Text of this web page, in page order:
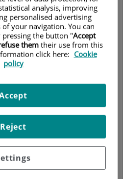
manifiestan cuando ya están en
los especialistas de
que la mejor forma de cuidar la
los síntomas, sino apostar
posibles enfermedades. Estas
a:
a patologías frecuentes.
y confianza en el cuidado
analysis, improving
personalised advertising
your navigation. You can
pressing the button "Accept
them their use from this
click here: Cookie
policy
Reject